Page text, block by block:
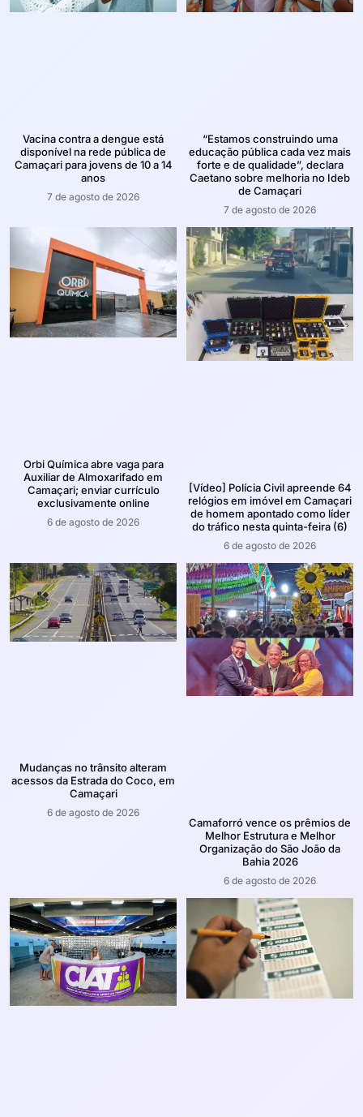
Vacina contra a dengue está
disponível na rede pública de
Camaçari para jovens de 10 a 14
anos
7 de agosto de 2026
“Estamos construindo uma
educação pública cada vez mais
forte e de qualidade”, declara
Caetano sobre melhoria no Ideb
de Camaçari
7 de agosto de 2026
Orbi Química abre vaga para
Auxiliar de Almoxarifado em
Camaçari; enviar currículo
exclusivamente online
6 de agosto de 2026
[Vídeo] Polícia Civil apreende 64
relógios em imóvel em Camaçari
de homem apontado como líder
do tráfico nesta quinta-feira (6)
6 de agosto de 2026
Mudanças no trânsito alteram
acessos da Estrada do Coco, em
Camaçari
6 de agosto de 2026
Camaforró vence os prêmios de
Melhor Estrutura e Melhor
Organização do São João da
Bahia 2026
6 de agosto de 2026